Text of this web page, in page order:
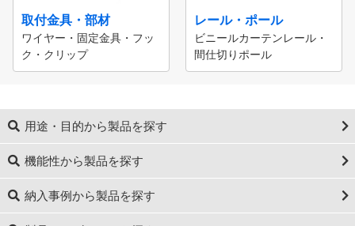
取付金具・部材
ワイヤー・固定金具・フッ
ク・クリップ
レール・ポール
ビニールカーテンレール・
間仕切りポール
用途・目的から製品を探す
機能性から製品を探す
納入事例から製品を探す